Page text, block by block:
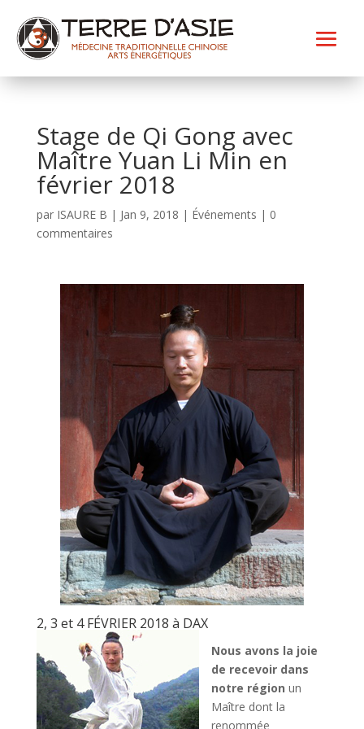
Stage de Qi Gong avec
Maître Yuan Li Min en
février 2018
par ISAURE B | Jan 9, 2018 | Événements | 0
commentaires
2, 3 et 4 FÉVRIER 2018 à DAX
Nous avons la joie
de recevoir dans
notre région un
Maître dont la
renommée